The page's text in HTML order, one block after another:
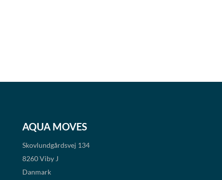
AQUA MOVES
Skovlundgårdsvej 134
8260 Viby J
Danmark